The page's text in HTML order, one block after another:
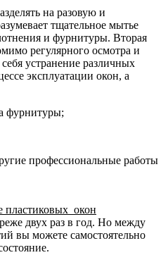
на разовую и
тщательное мытье
и фурнитуры. Вторая
регулярного осмотра и
устранение различных
эксплуатации окон, а
фурнитуры;
профессиональные работы
пластиковых окон
двух раз в год. Но между
вы можете самостоятельно